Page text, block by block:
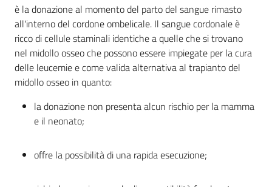
Informazioni
locali
Newsletter
è la donazione al momento del parto del sangue rimasto
all'interno del cordone ombelicale. Il sangue cordonale è
ricco di cellule staminali identiche a quelle che si trovano
nel midollo osseo che possono essere impiegate per la cura
delle leucemie e come valida alternativa al trapianto del
midollo osseo in quanto:
la donazione non presenta alcun rischio per la mamma
e il neonato;
offre la possibilità di una rapida esecuzione;